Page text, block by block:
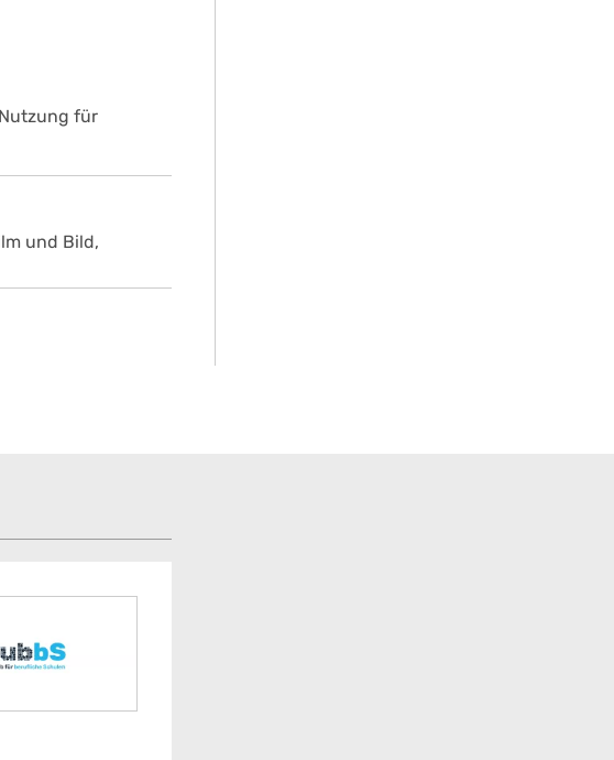
für
und Bild,